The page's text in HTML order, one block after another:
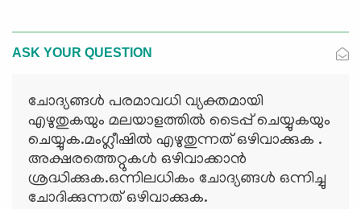
ASK YOUR QUESTION
ചോദ്യങ്ങള്‍ പരമാവധി വ്യക്തമായി
എഴുതുകയും മലയാളത്തില്‍ ടൈപ്പ് ചെയ്യുകയും
ചെയ്യുക.മംഗ്ലീഷില്‍ എഴുതുന്നത് ഒഴിവാക്കുക .
അക്ഷരത്തെറ്റുകള്‍ ഒഴിവാക്കാന്‍
ശ്രദ്ധിക്കുക.ഒന്നിലധികം ചോദ്യങ്ങള്‍ ഒന്നിച്ചു
ചോദിക്കുന്നത് ഒഴിവാക്കുക.